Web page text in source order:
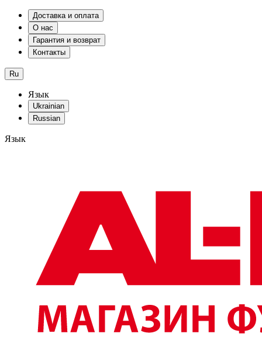
Доставка и оплата
О нас
Гарантия и возврат
Контакты
Ru
Язык
Ukrainian
Russian
Язык